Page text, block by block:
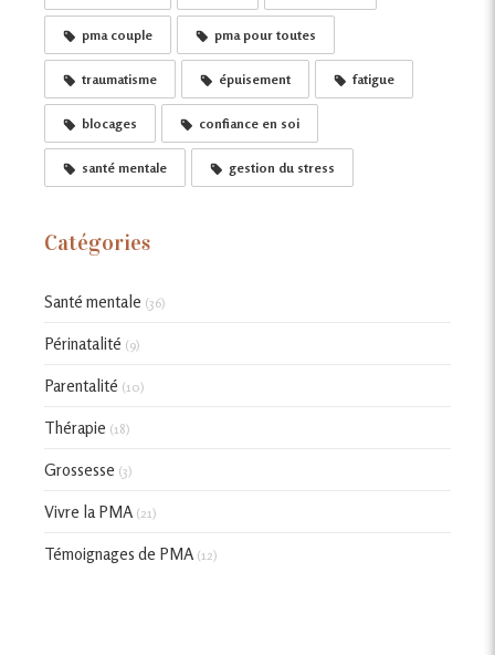
pma couple pma pour toutes
traumatisme épuisement fatigue
blocages confiance en soi
santé mentale gestion du stress
Catégories
Santé mentale (36)
Périnatalité (9)
Parentalité (10)
Thérapie (18)
Grossesse (3)
Vivre la PMA (21)
Témoignages de PMA (12)